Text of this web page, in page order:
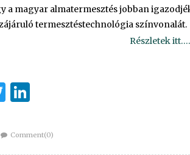
a magyar almatermesztés jobban
termesztéstechnológia színvonalát.
Részletek itt….
Twitter
LinkedIn
Comment(0)